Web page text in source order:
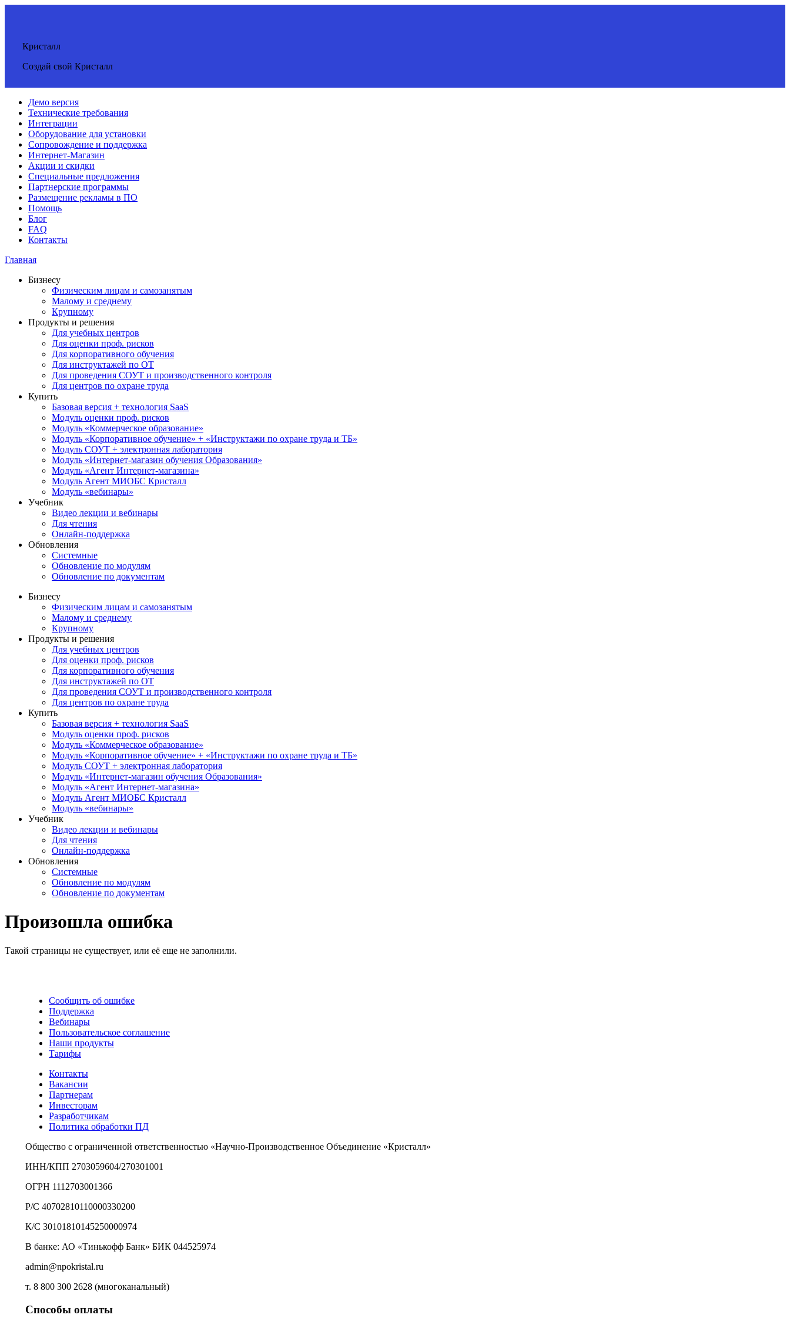
Кристалл
Создай свой Кристалл
Демо версия
Технические требования
Интеграции
Оборудование для установки
Сопровождение и поддержка
Интернет-Магазин
Акции и скидки
Специальные предложения
Партнерские программы
Размещение рекламы в ПО
Помощь
Блог
FAQ
Контакты
Главная
Бизнесу
Физическим лицам и самозанятым
Малому и среднему
Крупному
Продукты и решения
Для учебных центров
Для оценки проф. рисков
Для корпоративного обучения
Для инструктажей по ОТ
Для проведения СОУТ и производственного контроля
Для центров по охране труда
Купить
Базовая версия + технология SaaS
Модуль оценки проф. рисков
Модуль «Коммерческое образование»
Модуль «Корпоративное обучение» + «Инструктажи по охране труда и ТБ»
Модуль СОУТ + электронная лаборатория
Модуль «Интернет-магазин обучения Образования»
Модуль «Агент Интернет-магазина»
Модуль Агент МИОБС Кристалл
Модуль «вебинары»
Учебник
Видео лекции и вебинары
Для чтения
Онлайн-поддержка
Обновления
Системные
Обновление по модулям
Обновление по документам
Бизнесу
Физическим лицам и самозанятым
Малому и среднему
Крупному
Продукты и решения
Для учебных центров
Для оценки проф. рисков
Для корпоративного обучения
Для инструктажей по ОТ
Для проведения СОУТ и производственного контроля
Для центров по охране труда
Купить
Базовая версия + технология SaaS
Модуль оценки проф. рисков
Модуль «Коммерческое образование»
Модуль «Корпоративное обучение» + «Инструктажи по охране труда и ТБ»
Модуль СОУТ + электронная лаборатория
Модуль «Интернет-магазин обучения Образования»
Модуль «Агент Интернет-магазина»
Модуль Агент МИОБС Кристалл
Модуль «вебинары»
Учебник
Видео лекции и вебинары
Для чтения
Онлайн-поддержка
Обновления
Системные
Обновление по модулям
Обновление по документам
Произошла ошибка
Такой страницы не существует, или её еще не заполнили.
Сообщить об ошибке
Поддержка
Вебинары
Пользовательское соглашение
Наши продукты
Тарифы
Контакты
Вакансии
Партнерам
Инвесторам
Разработчикам
Политика обработки ПД
Общество с ограниченной ответственностью «Научно-Производственное Объединение «Кристалл»
ИНН/КПП 2703059604/270301001
ОГРН 1112703001366
Р/С 40702810110000330200
К/С 30101810145250000974
В банке: АО «Тинькофф Банк» БИК 044525974
admin@npokristal.ru
т. 8 800 300 2628 (многоканальный)
Способы оплаты